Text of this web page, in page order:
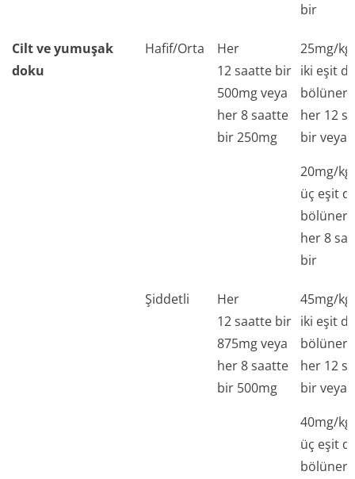
bir
Cilt ve yumuşak
doku
Hafif/Orta
Her
12 saatte bir
500mg veya
her 8 saatte
bir 250mg
25mg/
iki eşit
her 12
bir veya
20mg/
üç eşit
her 8
bir
Şiddetli
Her
12 saatte bir
875mg veya
her 8 saatte
bir 500mg
45mg/
iki eşit
her 12
bir veya
40mg/
üç eşit